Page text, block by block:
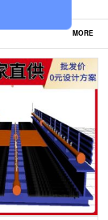
MORE